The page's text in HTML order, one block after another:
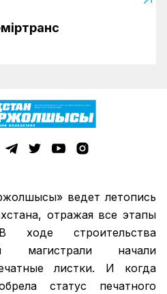
ведет летопись
отражая все этапы
ходе строительства
магистрали начали
листки. И когда
статус печатного